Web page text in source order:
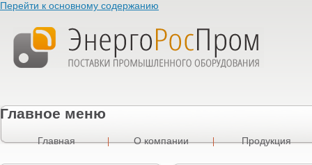
Перейти к основному содержанию
Главное меню
Главная О компании Продукция